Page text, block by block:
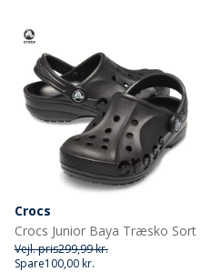
Crocs
Crocs Junior Baya Træsko Sort
Vejl. pris299,99 kr.
Spare100,00 kr.